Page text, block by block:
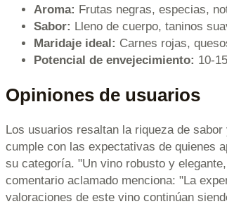
Aroma: Frutas negras, especias,
Sabor: Lleno de cuerpo, taninos
Maridaje ideal: Carnes rojas,
Potencial de envejecimiento: 10-
Opiniones de usuarios
Los usuarios resaltan la riqueza de
cumple con las expectativas de quienes
su categoría. "Un vino robusto y
comentario aclamado menciona: "La
valoraciones de este vino continúan